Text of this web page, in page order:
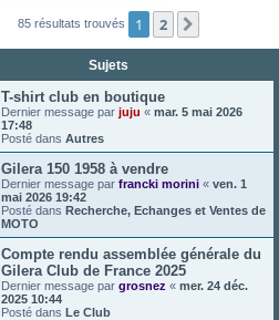
85 résultats trouvés 1 2
Sujets
T-shirt club en boutique
Dernier message par juju « mar. 5 mai 2026
17:48
Posté dans Autres
Gilera 150 1958 à vendre
Dernier message par francki morini « ven. 1
mai 2026 19:42
Posté dans Recherche, Echanges et Ventes de
MOTO
Compte rendu assemblée générale du
Gilera Club de France 2025
Dernier message par grosnez « mer. 24 déc.
2025 10:44
Posté dans Le Club